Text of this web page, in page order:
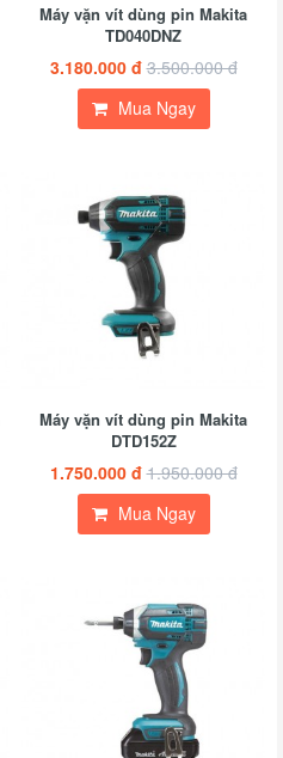
Máy vặn vít dùng pin Makita
TD040DNZ
3.180.000 đ 3.500.000 đ
Mua Ngay
Máy vặn vít dùng pin Makita
DTD152Z
1.750.000 đ 1.950.000 đ
Mua Ngay